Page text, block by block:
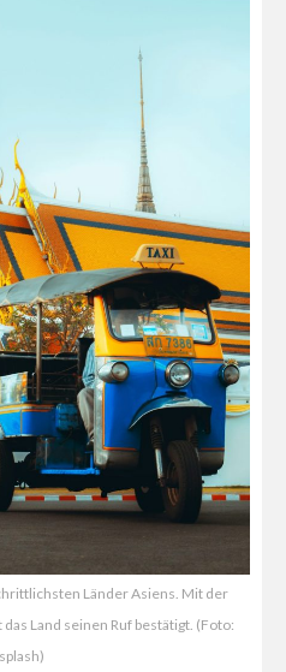
Länder Asiens. Mit der
Land seinen Ruf bestätigt. (Foto: